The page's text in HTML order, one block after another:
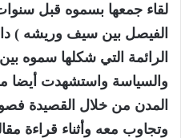
لقاء جمعها بسموه قبل
الفيصل بين سيف وريشه ) دار
الرائمة التي شكلها سموه
والسياسة واستشهدت أيضا
المدن من خلال القصيدة
وتجاوب معه وأثناء قراءة